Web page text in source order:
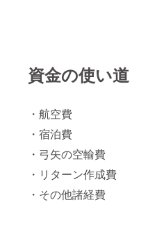
資金の使い道
・航空費
・宿泊費
・弓矢の空輸費
・リターン作成費
・その他諸経費